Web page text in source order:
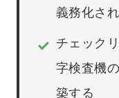
義務化さ
✓ チェック
字検査機
築する